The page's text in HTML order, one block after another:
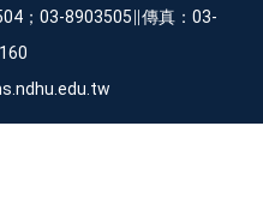
；03-8903505∥傳真：03-